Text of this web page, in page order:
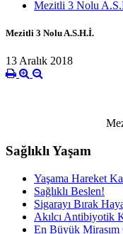
Mezitli 3 Nolu
Mezitli 3 Nolu A.S.H.İ.
13 Aralık 2018
Sağlıklı Yaşam
Yaşama Hareket
Sağlıklı Beslen!
Sigarayı Bırak
Akılcı Antibiyotik
En Büyük Mirasım